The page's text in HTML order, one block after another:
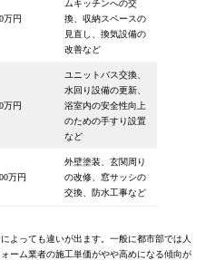
万円
ムキッチンへの交
換、収納スペースの
見直し、換気設備の
改善など
万円
ユニットバス交換、
水回り設備の更新、
浴室内の安全性向上
のための手すり設置
など
万円
外壁塗装、玄関周り
の改修、窓サッシの
交換、防水工事など
よっても違いが出ます。一般に都市部では人
ーム業者の施工単価がやや高めになる傾向が